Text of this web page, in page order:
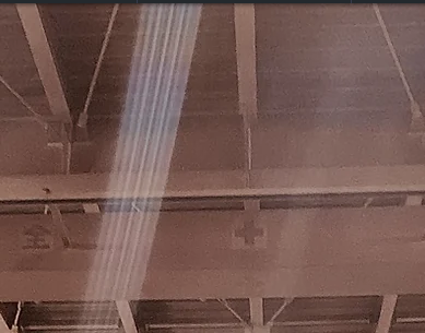
鋳造の を創造する